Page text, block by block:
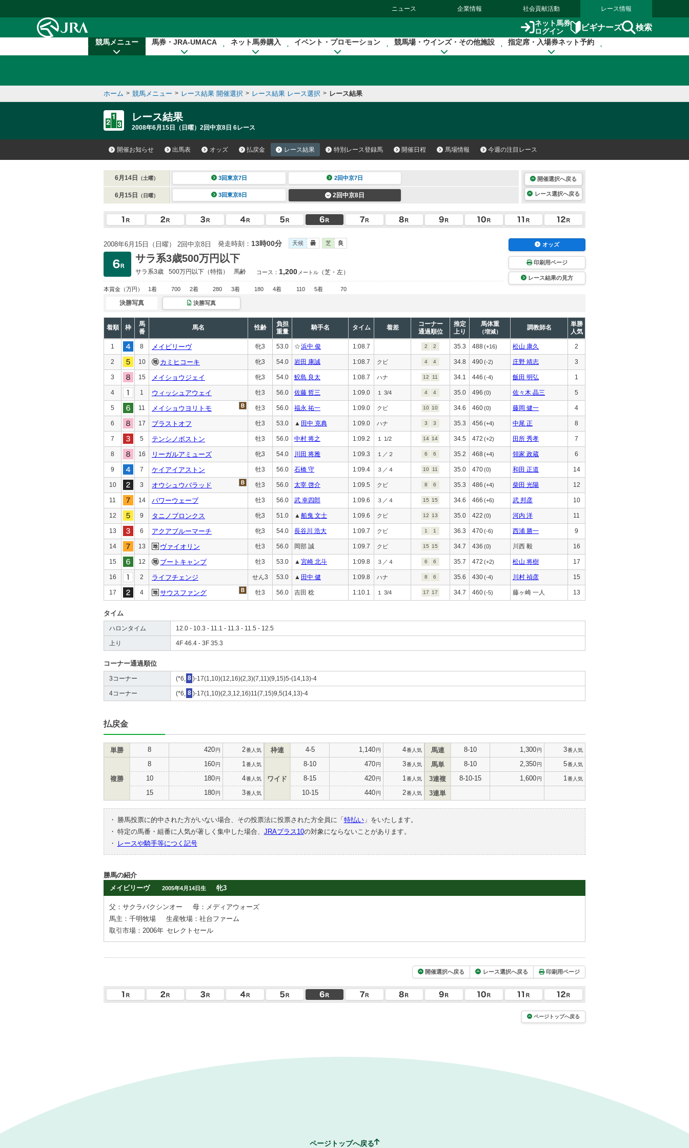
ニュース 企業情報 社会貢献活動 レース情報
ネット馬券
ログイン
ビギナーズ 検索
競馬メニュー 馬券・JRA-UMACA ネット馬券購入 イベント・プロモーション 競馬場・ウインズ・その他施設 指定席・入場券ネット予約
ホーム > 競馬メニュー > レース結果 開催選択 > レース結果 レース選択 > レース結果
レース結果
2008年6月15日（日曜）2回中京8日 6レース
開催お知らせ 出馬表 オッズ 払戻金 レース結果 特別レース登録馬 開催日程 馬場情報 今週の注目レース
6月14日 （土曜） 3回東京7日 2回中京7日
6月15日 （日曜） 3回東京8日 2回中京8日
開催選択へ戻る
レース選択へ戻る
2008年6月15日（日曜） 2回中京8日 発走時刻： 13時00分 天候 曇 芝 良
サラ系3歳500万円以下
サラ系3歳 500万円以下 （特指） 馬齢 コース： 1,200 メートル （芝・左）
本賞金 （万円） 1着 700 2着 280 3着 180 4着 110 5着 70
オッズ
印刷用ページ
レース結果の見方
決勝写真 決勝写真
着順 枠
馬
番
馬名 性齢
負担
重量
騎手名 タイム 着差
コーナー
通過順位
推定
上り
馬体重
（増減）
調教師名
単勝
人気
1 8 メイビリーヴ 牝3 53.0 ☆浜中 俊 1:08.7 2 2 35.3 488(+16) 松山 康久 2
2 10 カミヒコーキ 牝3 54.0 岩田 康誠 1:08.7 クビ 4 4 34.8 490(-2) 庄野 靖志 3
3 15 メイショウジェイ 牝3 54.0 鮫島 良太 1:08.7 ハナ 12 11 34.1 446 (-4) 飯田 明弘 1
4 1 ウィッシュアウェイ 牡3 56.0 佐藤 哲三 1:09.0 １ 3/4 4 4 35.0 496 (0) 佐々木 晶三 5
5 11 メイショウヨリトモ 牡3 56.0 福永 祐一 1:09.0 クビ 10 10 34.6 460(0) 藤岡 健一 4
6 17 ブラストオフ 牡3 53.0 ▲ 田中 克典 1:09.0 ハナ 3 3 35.3 456 (+4) 中尾 正 8
7 5 テンシノボストン 牡3 56.0 中村 将之 1:09.2 １ 1/2 14 14 34.5 472 (+2) 田所 秀孝 7
8 16 リーガルアミューズ 牝3 54.0 川田 将雅 1:09.3 １／２ 6 6 35.2 468 (+4) 領家 政蔵 6
9 7 ケイアイアストン 牡3 56.0 石橋 守 1:09.4 ３／４ 10 11 35.0 470(0) 和田 正道 14
10 3 オウシュウバラッド 牡3 56.0 太宰 啓介 1:09.5 クビ 8 6 35.3 486 (+4) 柴田 光陽 12
11 14 パワーウェーブ 牡3 56.0 武 幸四郎 1:09.6 ３／４ 15 15 34.6 466 (+6) 武 邦彦 10
12 9 タニノブロンクス 牝3 51.0 ▲ 船曳 文士 1:09.6 クビ 12 13 35.0 422 (0) 河内 洋 11
13 6 アクアブルーマーチ 牝3 54.0 長谷川 浩大 1:09.7 クビ 1 1 36.3 470(-6) 西浦 勝一 9
14 13 ヴァイオリン 牡3 56.0 岡部 誠 1:09.7 クビ 15 15 34.7 436 (0) 川西 毅 16
15 12 ブートキャンプ 牡3 53.0 ▲ 宮崎 北斗 1:09.8 ３／４ 6 6 35.7 472 (+2) 松山 将樹 17
16 2 ライフチェンジ せん3 53.0 ▲ 田中 健 1:09.8 ハナ 8 6 35.6 430(-4) 川村 禎彦 15
17 4 サウスファング 牡3 56.0 吉田 稔 1:10.1 １ 3/4 17 17 34.7 460(-5) 藤ヶ崎 一人 13
タイム
ハロンタイム 12.0 - 10.3 - 11.1 - 11.3 - 11.5 - 12.5
上り 4F 46.4 - 3F 35.3
コーナー通過順位
3コーナー (*6, 8 )-17(1,10)(12,16)(2,3)(7,11)(9,15)5-(14,13)-4
4コーナー (*6, 8 )-17(1,10)(2,3,12,16)11(7,15)9,5(14,13)-4
払戻金
単勝 8 420円 2番人気
複勝
8 160円 1 番人気
10 180円 4番人気
15 180円 3番人気
枠連 4-5 1,140円 4番人気
ワイド
8-10 470円 3番人気
8-15 420円 1 番人気
10-15 440円 2番人気
馬連 8-10 1,300円 3番人気
馬単 8-10 2,350円 5番人気
3連複 8-10-15 1,600円 1 番人気
3連単
・ 勝馬投票に的中された方がいない場合、その投票法に投票された方全員に「 特払い」をいたします。
・ 特定の馬番・組番に人気が著しく集中した場合、 JRAプラス10の対象にならないことがあります。
・
レースや騎手等につく記号
勝馬の紹介
メイビリーヴ
2005年4月14日生 牝3
父：サクラバクシンオー
母：メディアウォーズ
馬主：千明牧場
生産牧場：社台ファーム
取引市場：2006年 セレクトセール
開催選択へ戻る レース選択へ戻る 印刷用ページ
ページトップへ戻る
ページトップへ戻る